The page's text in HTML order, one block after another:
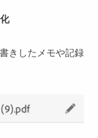
きしたメモや記録